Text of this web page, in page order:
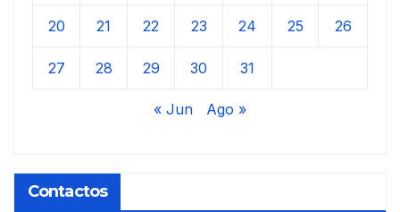
20 21 22 23 24 25 26
27 28 29 30 31
« Jun Ago »
Contactos